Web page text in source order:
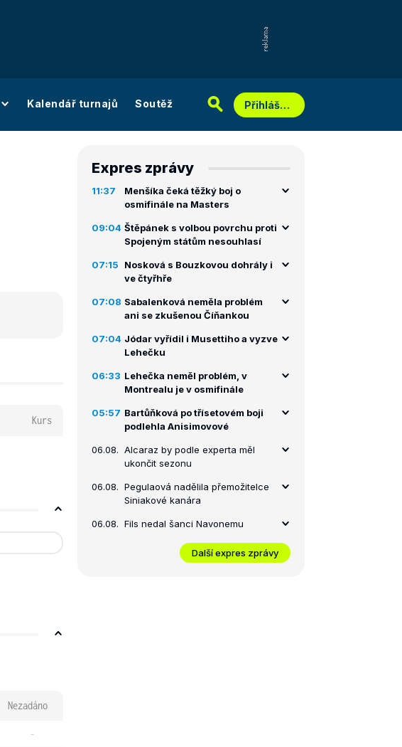
Kalendář turnajů Soutěž Přihlášení
Kurs
Nezadáno
-
Expres zprávy
11:37
Menšíka čeká těžký boj o
osmifinále na Masters
09:04 Štěpánek s volbou povrchu proti
Spojeným státům nesouhlasí
07:15
Nosková s Bouzkovou dohrály i
ve čtyřhře
07:08 Sabalenková neměla problém
ani se zkušenou Číňankou
07:04 Jódar vyřídil i Musettiho a vyzve
Lehečku
06:33 Lehečka neměl problém, v
Montrealu je v osmifinále
05:57 Bartůňková po třísetovém boji
podlehla Anisimovové
06.08. Alcaraz by podle experta měl
ukončit sezonu
06.08. Pegulaová nadělila přemožitelce
Siniakové kanára
06.08. Fils nedal šanci Navonemu
Další expres zprávy